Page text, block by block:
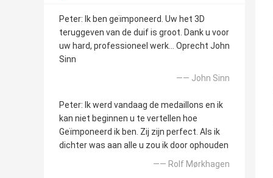
Peter: Ik ben geïmponeerd. Uw het 3D
teruggeven van de duif is groot. Dank u voor
uw hard, professioneel werk… Oprecht John
Sinn
—— John Sinn
Peter: Ik werd vandaag de medaillons en ik
kan niet beginnen u te vertellen hoe
Geïmponeerd ik ben. Zij zijn perfect. Als ik
dichter was aan alle u zou ik door ophouden
—— Rolf Mørkhagen